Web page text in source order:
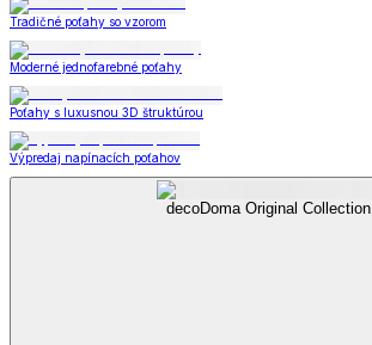
Tradičné poťahy so vzorom
Moderné jednofarebné poťahy
Poťahy s luxusnou 3D štruktúrou
Výpredaj napínacích poťahov
decoDoma Original Collection